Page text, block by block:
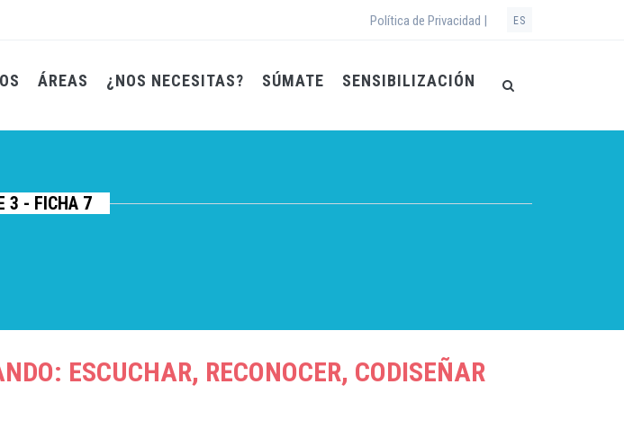
Política de Privacidad | ES
ÁREAS ¿NOS NECESITAS? SÚMATE SENSIBILIZACIÓN
3 - FICHA 7
ESCUCHAR, RECONOCER, CODISEÑAR